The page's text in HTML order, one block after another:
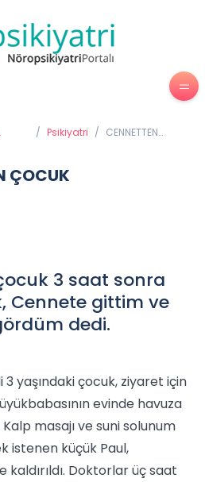
/ Psikiyatri / CENNETTEN
ÇOCUK
3 saat sonra
Cennete gittim ve
dedi.
3 yaşındaki çocuk, ziyaret için
evinde havuza
masajı ve suni solunum
istenen küçük Paul,
Doktorlar üç saat